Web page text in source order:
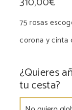
75 rosas
corona y cinta
¿Quieres
tu cesta?